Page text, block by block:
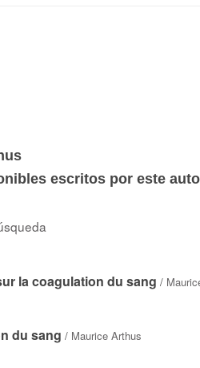
escritos por este
la coagulation du sang /
du sang / Maurice Arthus